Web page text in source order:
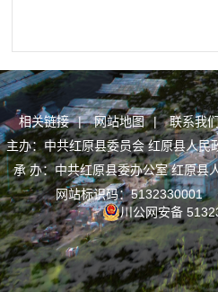
相关链接 | 网站地图 | 联系我
主办：中共红原县委员会 红原县人
承 办：中共红原县委办公室 红原县
网站标识码：5132330001
川公网安备